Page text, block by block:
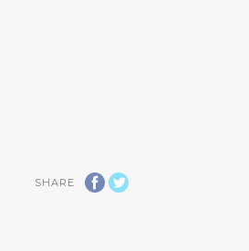
SHARE